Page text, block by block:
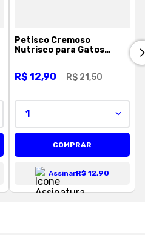
Petisco Cremoso
Nutrisco para Gatos
R$21,50
R$ 12,90
1
COMPRAR
AssinarR$ 12,90